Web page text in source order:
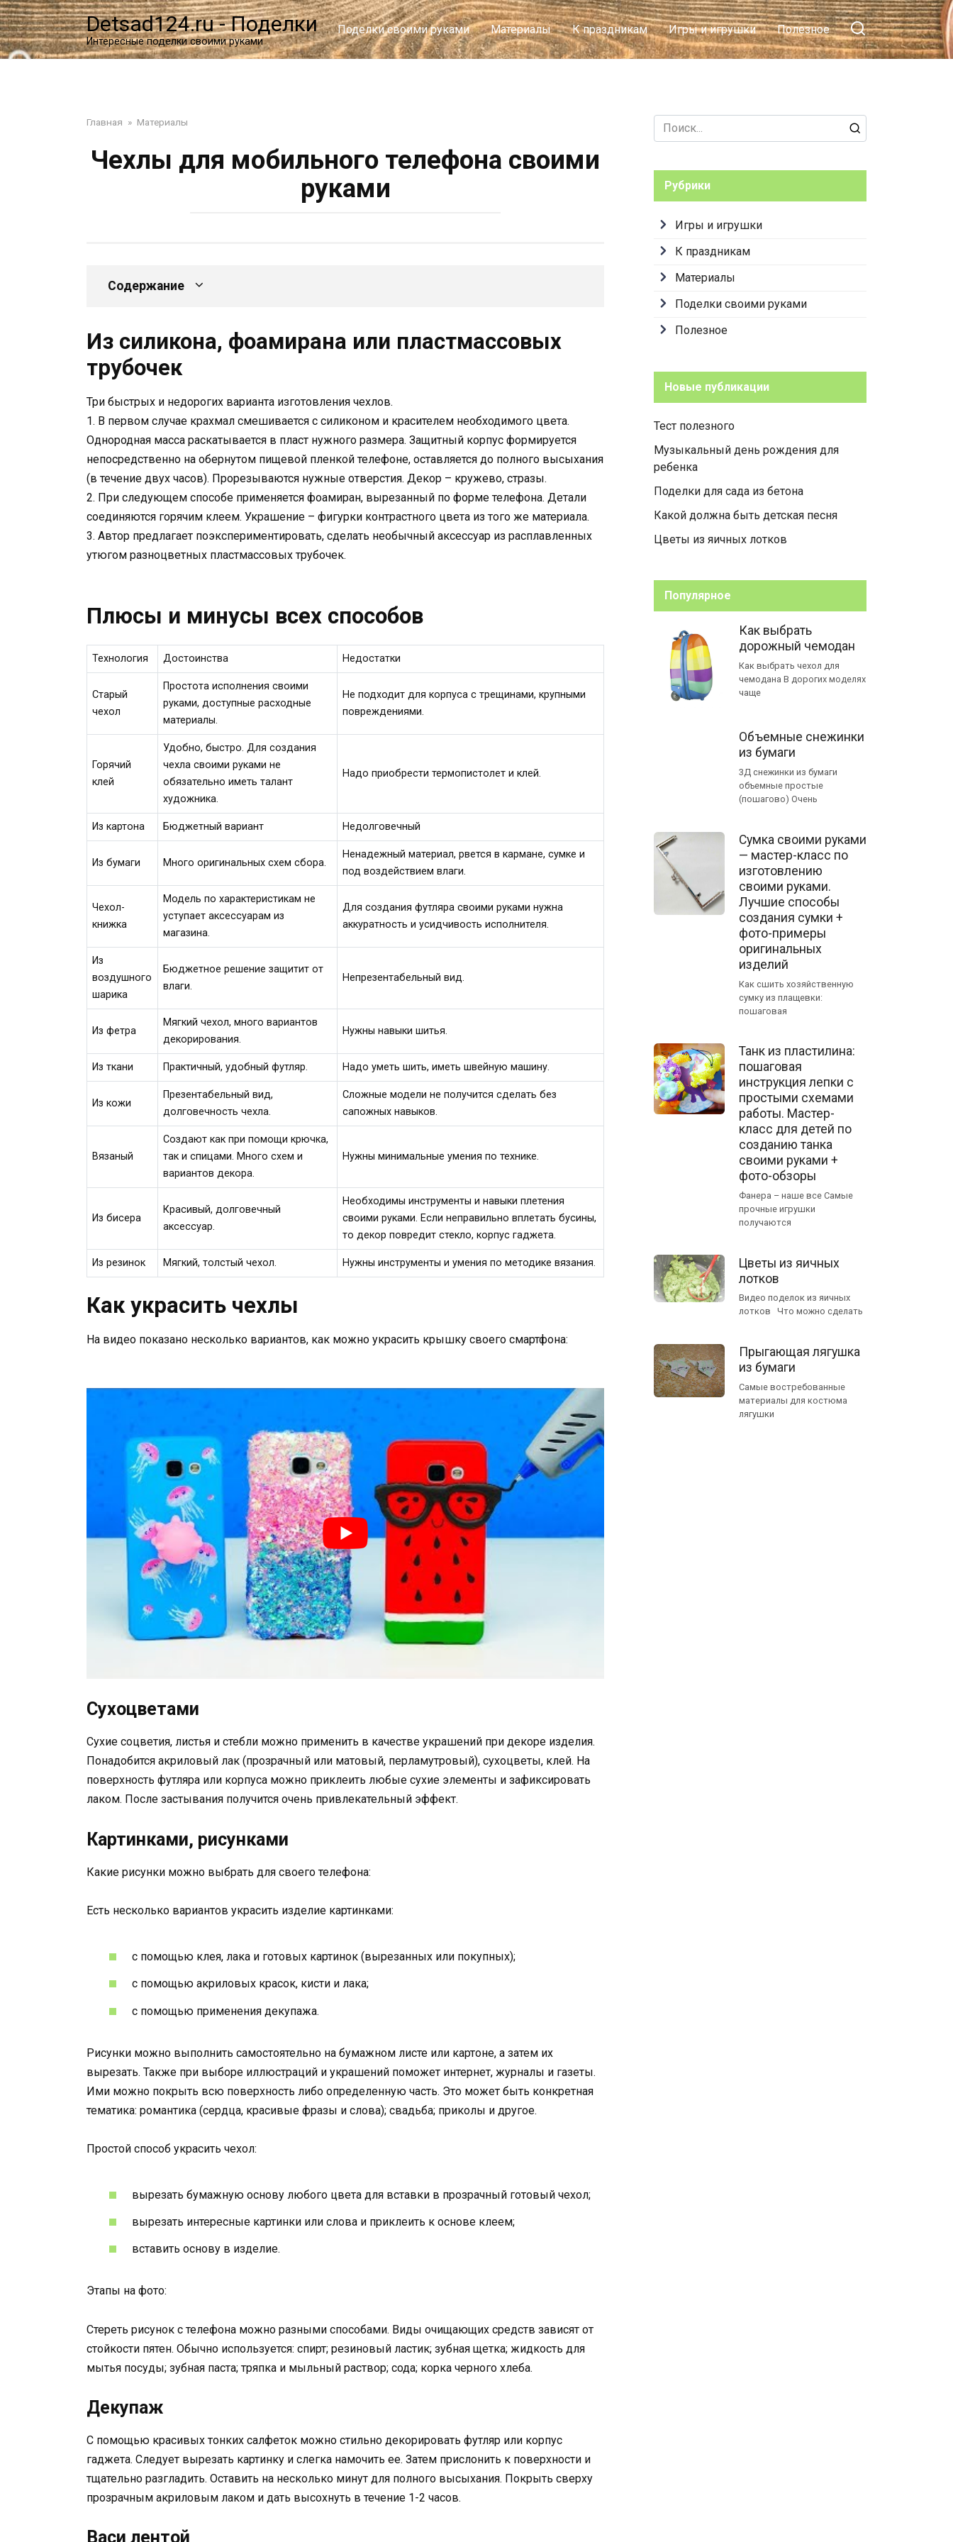
Перейти
к
контенту
Detsad124.ru - Поделки
Интересные поделки своими руками
Поделки своими руками Материалы К праздникам Игры и игрушки Полезное
Главная » Материалы
Чехлы для мобильного телефона своими
руками
Содержание
Из силикона, фоамирана или пластмассовых
трубочек
Три быстрых и недорогих варианта изготовления чехлов.
1. В первом случае крахмал смешивается с силиконом и красителем необходимого цвета.
Однородная масса раскатывается в пласт нужного размера. Защитный корпус формируется
непосредственно на обернутом пищевой пленкой телефоне, оставляется до полного высыхания
(в течение двух часов). Прорезываются нужные отверстия. Декор – кружево, стразы.
2. При следующем способе применяется фоамиран, вырезанный по форме телефона. Детали
соединяются горячим клеем. Украшение – фигурки контрастного цвета из того же материала.
3. Автор предлагает поэкспериментировать, сделать необычный аксессуар из расплавленных
утюгом разноцветных пластмассовых трубочек.
Плюсы и минусы всех способов
Технология Достоинства Недостатки
Старый
чехол
Простота исполнения своими
руками, доступные расходные
материалы.
Не подходит для корпуса с трещинами, крупными
повреждениями.
Горячий
клей
Удобно, быстро. Для создания
чехла своими руками не
обязательно иметь талант
художника.
Надо приобрести термопистолет и клей.
Из картона Бюджетный вариант Недолговечный
Из бумаги Много оригинальных схем сбора.
Ненадежный материал, рвется в кармане, сумке и
под воздействием влаги.
Чехол-
книжка
Модель по характеристикам не
уступает аксессуарам из
магазина.
Для создания футляра своими руками нужна
аккуратность и усидчивость исполнителя.
Из
воздушного
шарика
Бюджетное решение защитит от
влаги.
Непрезентабельный вид.
Из фетра
Мягкий чехол, много вариантов
декорирования.
Нужны навыки шитья.
Из ткани Практичный, удобный футляр. Надо уметь шить, иметь швейную машину.
Из кожи
Презентабельный вид,
долговечность чехла.
Сложные модели не получится сделать без
сапожных навыков.
Вязаный
Создают как при помощи крючка,
так и спицами. Много схем и
вариантов декора.
Нужны минимальные умения по технике.
Из бисера
Красивый, долговечный
аксессуар.
Необходимы инструменты и навыки плетения
своими руками. Если неправильно вплетать бусины,
то декор повредит стекло, корпус гаджета.
Из резинок Мягкий, толстый чехол. Нужны инструменты и умения по методике вязания.
Как украсить чехлы
На видео показано несколько вариантов, как можно украсить крышку своего смартфона:
Сухоцветами
Сухие соцветия, листья и стебли можно применить в качестве украшений при декоре изделия.
Понадобится акриловый лак (прозрачный или матовый, перламутровый), сухоцветы, клей. На
поверхность футляра или корпуса можно приклеить любые сухие элементы и зафиксировать
лаком. После застывания получится очень привлекательный эффект.
Картинками, рисунками
Какие рисунки можно выбрать для своего телефона:
Есть несколько вариантов украсить изделие картинками:
с помощью клея, лака и готовых картинок (вырезанных или покупных);
с помощью акриловых красок, кисти и лака;
с помощью применения декупажа.
Рисунки можно выполнить самостоятельно на бумажном листе или картоне, а затем их
вырезать. Также при выборе иллюстраций и украшений поможет интернет, журналы и газеты.
Ими можно покрыть всю поверхность либо определенную часть. Это может быть конкретная
тематика: романтика (сердца, красивые фразы и слова); свадьба; приколы и другое.
Простой способ украсить чехол:
вырезать бумажную основу любого цвета для вставки в прозрачный готовый чехол;
вырезать интересные картинки или слова и приклеить к основе клеем;
вставить основу в изделие.
Этапы на фото:
Стереть рисунок с телефона можно разными способами. Виды очищающих средств зависят от
стойкости пятен. Обычно используется: спирт; резиновый ластик; зубная щетка; жидкость для
мытья посуды; зубная паста; тряпка и мыльный раствор; сода; корка черного хлеба.
Декупаж
С помощью красивых тонких салфеток можно стильно декорировать футляр или корпус
гаджета. Следует вырезать картинку и слегка намочить ее. Затем прислонить к поверхности и
тщательно разгладить. Оставить на несколько минут для полного высыхания. Покрыть сверху
прозрачным акриловым лаком и дать высохнуть в течение 1-2 часов.
Васи лентой
Search
for:
Рубрики
Игры и игрушки
К праздникам
Материалы
Поделки своими руками
Полезное
Новые публикации
Тест полезного
Музыкальный день рождения для
ребенка
Поделки для сада из бетона
Какой должна быть детская песня
Цветы из яичных лотков
Популярное
Как выбрать
дорожный чемодан
Как выбрать чехол для
чемодана В дорогих моделях
чаще
Объемные снежинки
из бумаги
3Д снежинки из бумаги
объемные простые
(пошагово) Очень
Сумка своими руками
— мастер-класс по
изготовлению
своими руками.
Лучшие способы
создания сумки +
фото-примеры
оригинальных
изделий
Как сшить хозяйственную
сумку из плащевки:
пошаговая
Танк из пластилина:
пошаговая
инструкция лепки с
простыми схемами
работы. Мастер-
класс для детей по
созданию танка
своими руками +
фото-обзоры
Фанера – наше все Самые
прочные игрушки
получаются
Цветы из яичных
лотков
Видео поделок из яичных
лотков Что можно сделать
Прыгающая лягушка
из бумаги
Самые востребованные
материалы для костюма
лягушки